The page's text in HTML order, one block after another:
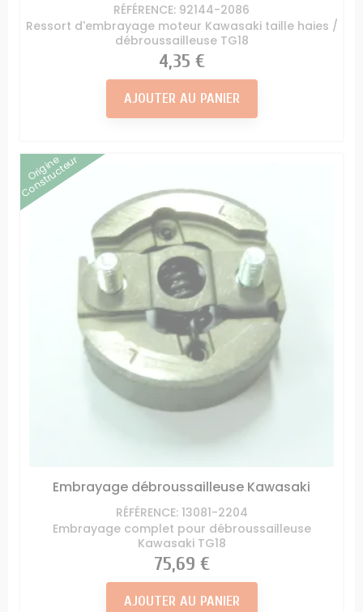
RÉFÉRENCE: 92144-2086
Ressort d'embrayage moteur Kawasaki taille haies /
débroussailleuse TG18
Prix
4,35 €
AJOUTER AU PANIER
Origine
Constructeur
Embrayage débroussailleuse Kawasaki
RÉFÉRENCE: 13081-2204
Embrayage complet pour débroussailleuse
Kawasaki TG18
Prix
75,69 €
AJOUTER AU PANIER